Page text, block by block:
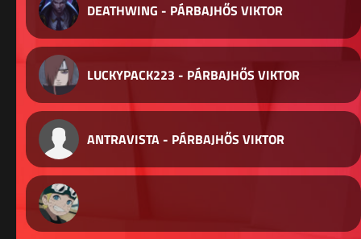
DEATHWING - PÁRBAJHŐS VIKTOR
LUCKYPACK223 - PÁRBAJHŐS VIKTOR
ANTRAVISTA - PÁRBAJHŐS VIKTOR